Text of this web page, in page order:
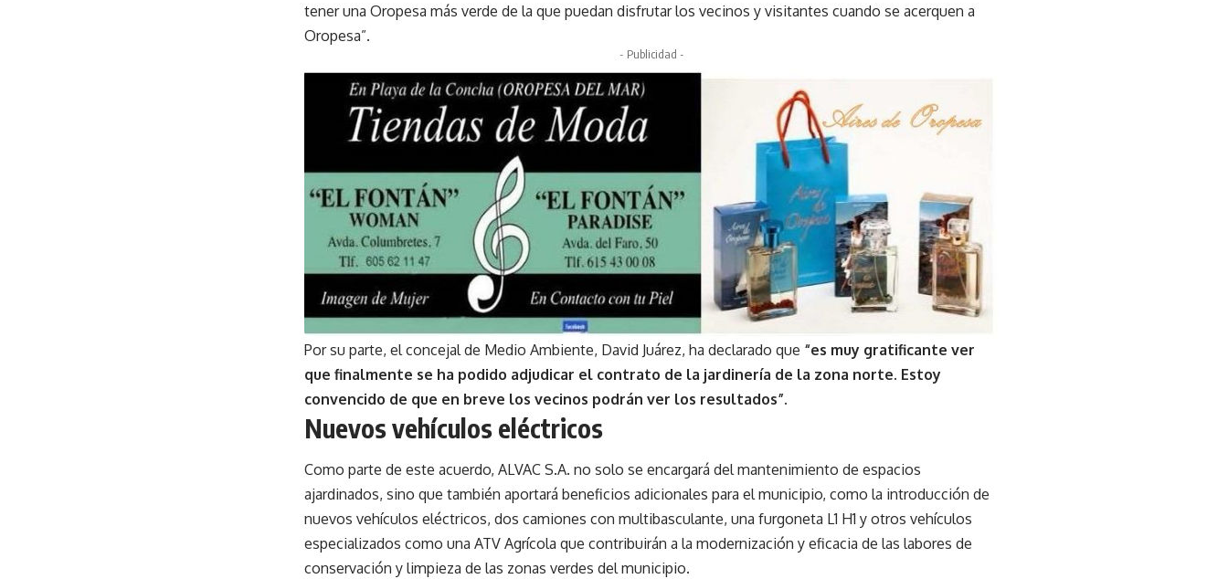
tener una Oropesa más verde de la que puedan disfrutar los vecinos y visitantes cuando se acerquen a
Oropesa”.
- Publicidad -
Por su parte, el concejal de Medio Ambiente, David Juárez, ha declarado que “es muy gratificante ver
que finalmente se ha podido adjudicar el contrato de la jardinería de la zona norte. Estoy
convencido de que en breve los vecinos podrán ver los resultados”.
Nuevos vehículos eléctricos
Como parte de este acuerdo, ALVAC S.A. no solo se encargará del mantenimiento de espacios
ajardinados, sino que también aportará beneficios adicionales para el municipio, como la introducción de
nuevos vehículos eléctricos, dos camiones con multibasculante, una furgoneta L1 H1 y otros vehículos
especializados como una ATV Agrícola que contribuirán a la modernización y eficacia de las labores de
conservación y limpieza de las zonas verdes del municipio.